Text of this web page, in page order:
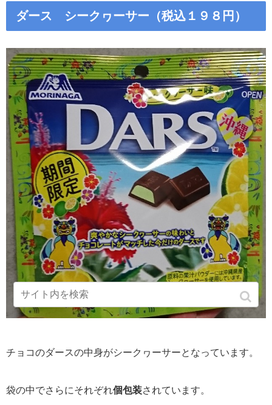
ダース シークヮーサー（税込１９８円）
チョコのダースの中身がシークヮーサーとなっています。
袋の中でさらにそれぞれ個包装されています。